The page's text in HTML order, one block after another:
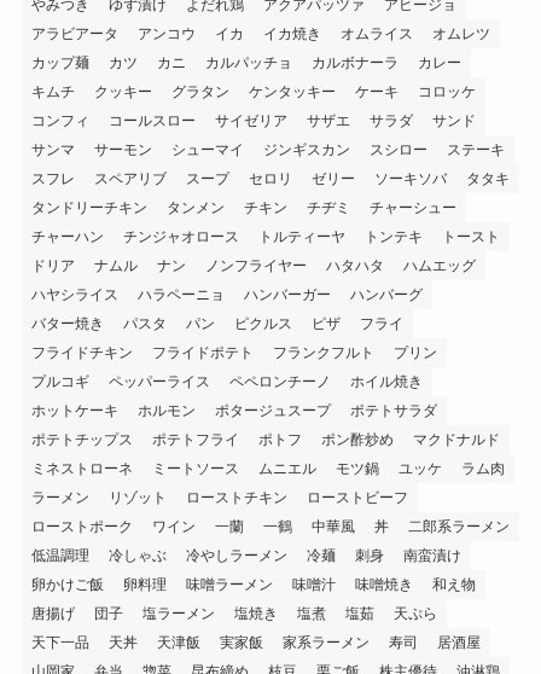
やみつき
ゆず漬け よだれ鶏 アクアパッツァ
アヒージョ
アラビアータ
アンコウ イカ イカ焼き オムライス
オムレツ
カップ麺
カツ カニ カルパッチョ カルボナーラ
カレー
キムチ
クッキー グラタン ケンタッキー ケーキ
コロッケ
コンフィ
コールスロー サイゼリア サザエ サラダ
サンド
サンマ
サーモン シューマイ ジンギスカン スシロー
ステーキ
スフレ
スペアリブ スープ セロリ ゼリー ソーキソバ
タタキ
タンドリーチキン
タンメン チキン チヂミ
チャーシュー
チャーハン
チンジャオロース トルティーヤ トンテキ
トースト
ドリア
ナムル ナン ノンフライヤー ハタハタ
ハムエッグ
ハヤシライス
ハラペーニョ ハンバーガー
ハンバーグ
バター焼き
パスタ パン ピクルス ピザ
フライ
フライドチキン
フライドポテト フランクフルト
プリン
プルコギ
ペッパーライス ペペロンチーノ
ホイル焼き
ホットケーキ
ホルモン ポタージュスープ
ポテトサラダ
ポテトチップス
ポテトフライ ポトフ ポン酢炒め
マクドナルド
ミネストローネ
ミートソース ムニエル モツ鍋 ユッケ
ラム肉
ラーメン
リゾット ローストチキン
ローストビーフ
ローストポーク
ワイン 一蘭 一鶴 中華風 丼
二郎系ラーメン
低温調理
冷しゃぶ 冷やしラーメン 冷麺 刺身
南蛮漬け
卵かけご飯
卵料理 味噌ラーメン 味噌汁 味噌焼き
和え物
唐揚げ
団子 塩ラーメン 塩焼き 塩煮 塩茹
天ぷら
天下一品
天丼 天津飯 実家飯 家系ラーメン 寿司
居酒屋